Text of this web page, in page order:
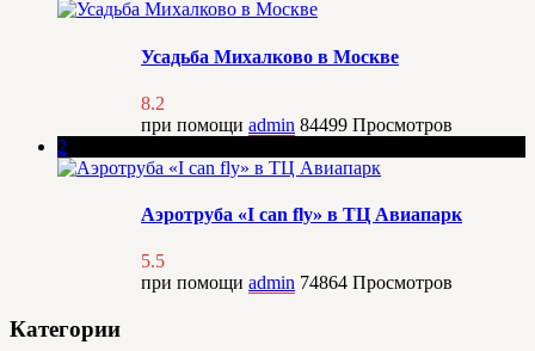
Усадьба Михалково в Москве
8.2
при помощи admin 84499 Просмотров
2
Аэротруба «I can fly» в ТЦ Авиапарк
5.5
при помощи admin 74864 Просмотров
Категории